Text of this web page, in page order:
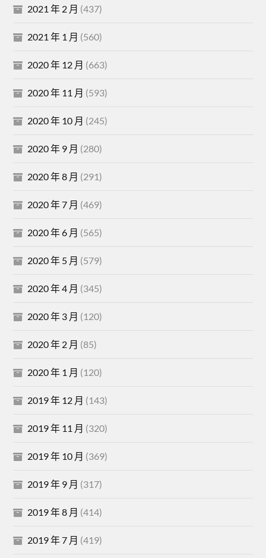
2021 年 2 月 (437)
2021 年 1 月 (560)
2020 年 12 月 (663)
2020 年 11 月 (593)
2020 年 10 月 (245)
2020 年 9 月 (280)
2020 年 8 月 (291)
2020 年 7 月 (469)
2020 年 6 月 (565)
2020 年 5 月 (579)
2020 年 4 月 (345)
2020 年 3 月 (120)
2020 年 2 月 (85)
2020 年 1 月 (120)
2019 年 12 月 (143)
2019 年 11 月 (320)
2019 年 10 月 (369)
2019 年 9 月 (317)
2019 年 8 月 (414)
2019 年 7 月 (419)